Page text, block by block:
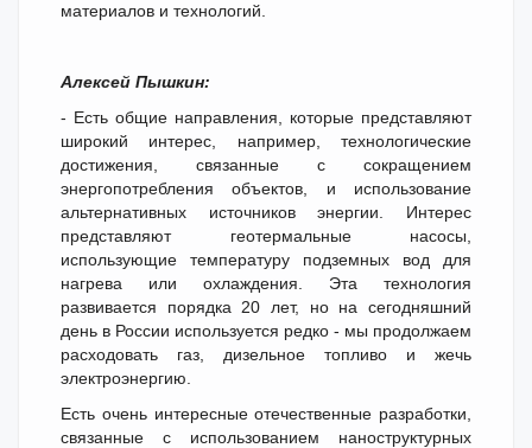
материалов и технологий.
Алексей Пышкин:
- Есть общие направления, которые представляют
широкий интерес, например, технологические
достижения, связанные с сокращением
энергопотребления объектов, и использование
альтернативных источников энергии. Интерес
представляют геотермальные насосы,
использующие температуру подземных вод для
нагрева или охлаждения. Эта технология
развивается порядка 20 лет, но на сегодняшний
день в России используется редко - мы продолжаем
расходовать газ, дизельное топливо и жечь
электроэнергию.
Есть очень интересные отечественные разработки,
связанные с использованием наноструктурных